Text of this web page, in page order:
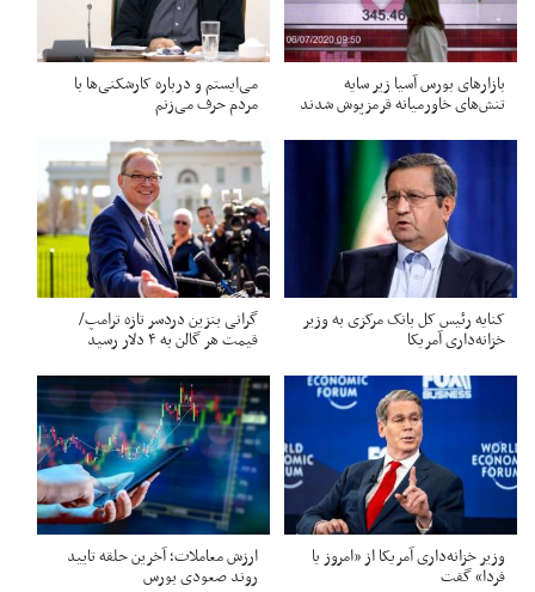
بازارهای بورس آسیا زیر سایه
تنش‌های خاورمیانه قرمزپوش شدند
می‌ایستم و درباره کارشکنی‌ها با
مردم حرف می‌زنم
کنایه رئیس کل بانک مرکزی به وزیر
خزانه‌داری آمریکا
گرانی بنزین دردسر تازه ترامپ/
قیمت هر گالن به ۴ دلار رسید
وزیر خزانه‌داری آمریکا از «امروز یا
فردا» گفت
ارزش معاملات؛ آخرین حلقه تایید
روند صعودی بورس